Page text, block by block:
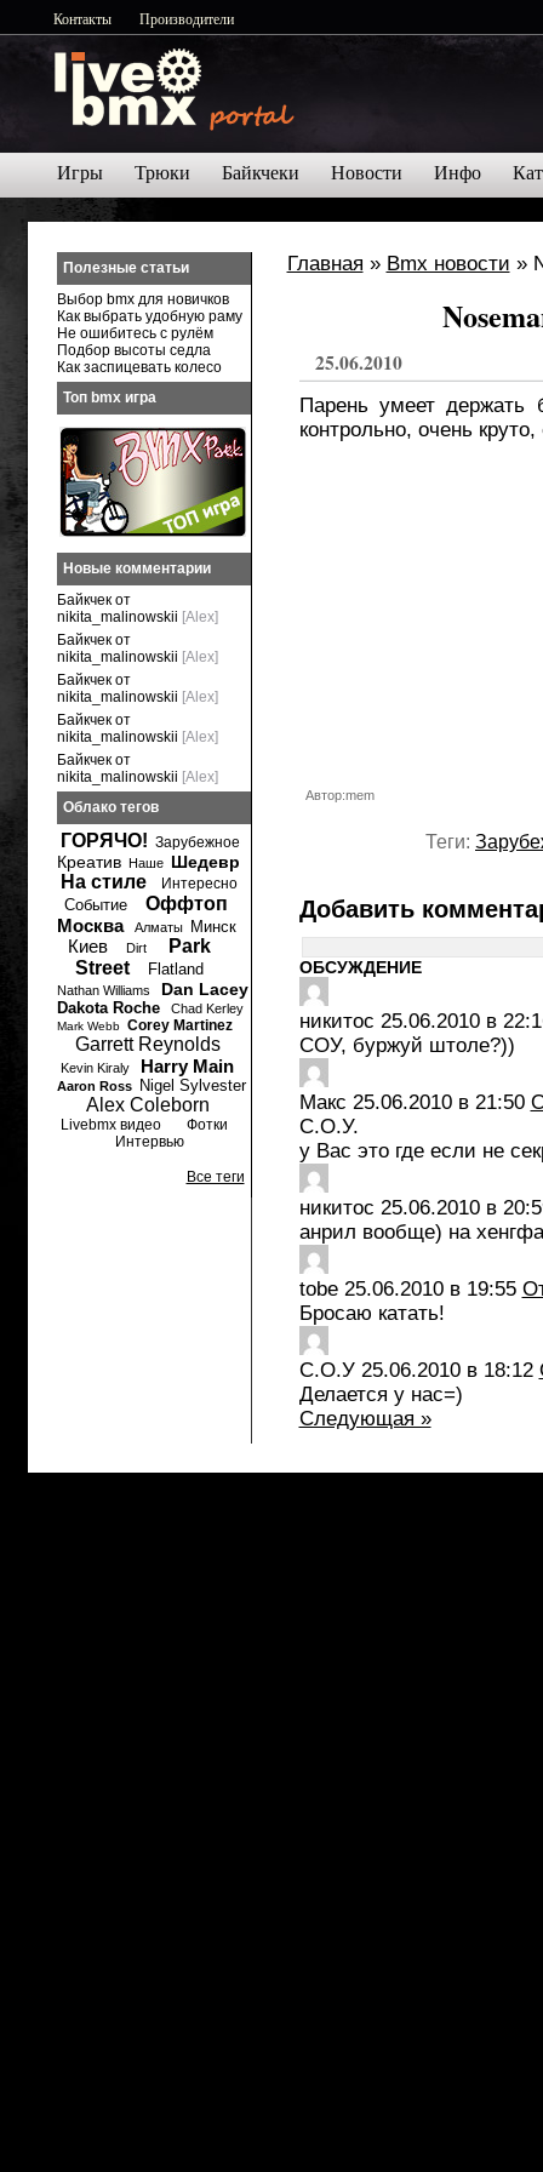
Контакты Производители
Игры Трюки Байкчеки Новости Инфо
Главная » Bmx новости »
25.06.2010
Парень умеет держать
контрольно, очень
Автор:mem
Теги:
Добавить
ОБСУЖДЕНИЕ
никитос 25.06.2010 в
СОУ, буржуй штоле?))
Макс 25.06.2010 в 21:50
С.О.У.
у Вас это где если не
никитос 25.06.2010 в
анрил вообще) на
tobe 25.06.2010 в 19:55
Бросаю катать!
С.О.У 25.06.2010 в 18:12
Делается у нас=)
Следующая »
Полезные статьи
Выбор bmx для новичков
Как выбрать удобную раму
Не ошибитесь с рулём
Подбор высоты седла
Как заспицевать колесо
Топ bmx игра
Новые комментарии
Байкчек от
nikita_malinowskii [Alex]
Байкчек от
nikita_malinowskii [Alex]
Байкчек от
nikita_malinowskii [Alex]
Байкчек от
nikita_malinowskii [Alex]
Байкчек от
nikita_malinowskii [Alex]
Облако тегов
ГОРЯЧО! Зарубежное
Креатив Наше Шедевр
На стиле Интересно
Событие
Оффтоп
Москва
Алматы Минск
Киев Dirt
Park
Street
Flatland
Nathan Williams Dan Lacey
Dakota Roche Chad Kerley
Mark Webb Corey Martinez
Garrett Reynolds
Kevin Kiraly Harry Main
Aaron Ross Nigel Sylvester
Alex Coleborn
Livebmx видео
Фотки
Интервью
Все теги